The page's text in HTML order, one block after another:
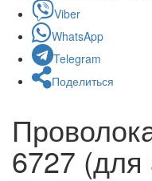
Viber
WhatsApp
Telegram
Поделиться
6727